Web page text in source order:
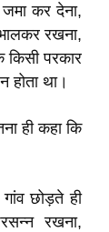
कर देना,
रखना,
किसी परकार
होता था।
ही कहा कि
छोड़ते ही
रखना,